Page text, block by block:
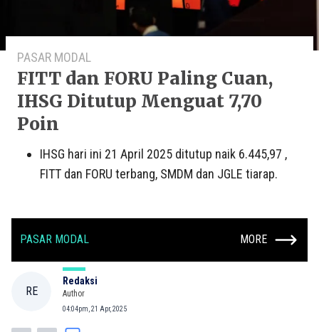
PASAR MODAL
FITT dan FORU Paling Cuan,
IHSG Ditutup Menguat 7,70
Poin
IHSG hari ini 21 April 2025 ditutup naik 6.445,97 ,
FITT dan FORU terbang, SMDM dan JGLE tiarap.
PASAR MODAL MORE
RE
Redaksi
Author
04:04pm, 21 Apr, 2025